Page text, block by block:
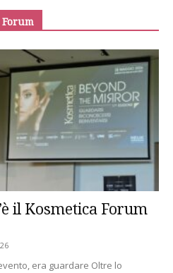
il Kosmetica Forum
era guardare Oltre lo